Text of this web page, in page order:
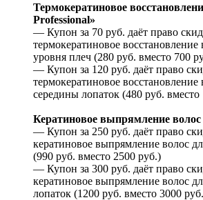
Термокератиновое
Professional»
— Купон за 70 руб. даёт право
термокератиновое
уровня плеч (280 руб. вместо 700
— Купон за 120 руб. даёт право
термокератиновое
середины лопаток (480 руб. вместо
Кератиновое выпрямление волос
— Купон за 250 руб. даёт право
кератиновое выпрямление волос
(990 руб. вместо 2500 руб.)
— Купон за 300 руб. даёт право
кератиновое выпрямление волос
лопаток (1200 руб. вместо 3000